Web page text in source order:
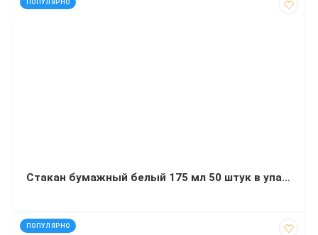
ПОПУЛЯРНО
Стакан бумажный белый 175 мл 50 штук в упаковке
ПОПУЛЯРНО
код: 40036